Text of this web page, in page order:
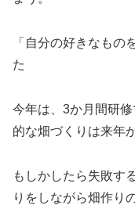
「自分の好きなもの
た
今年は、3か月間研
的な畑づくりは来年
もしかしたら失敗す
りをしながら畑作り